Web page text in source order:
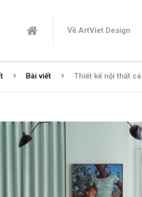
Về ArtViet Design
Bài viết Thiết kế nội thất